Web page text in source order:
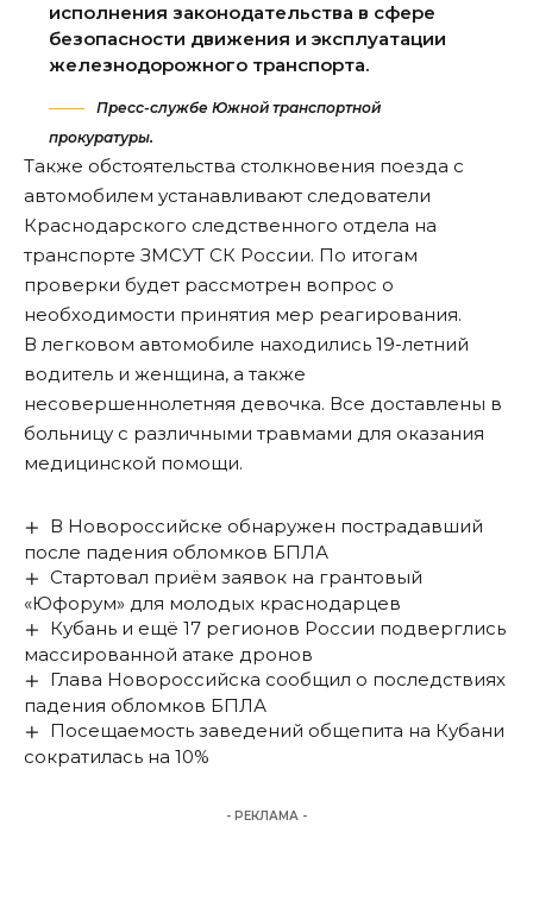
исполнения законодательства в сфере
безопасности движения и эксплуатации
железнодорожного транспорта.
Пресс-службе Южной транспортной
прокуратуры.
Также обстоятельства столкновения поезда с
автомобилем устанавливают следователи
Краснодарского следственного отдела на
транспорте ЗМСУТ СК России. По итогам
проверки будет рассмотрен вопрос о
необходимости принятия мер реагирования.
В легковом автомобиле находились 19-летний
водитель и женщина, а также
несовершеннолетняя девочка. Все доставлены в
больницу с различными травмами для оказания
медицинской помощи.
В Новороссийске обнаружен пострадавший
после падения обломков БПЛА
Стартовал приём заявок на грантовый
«Юфорум» для молодых краснодарцев
Кубань и ещё 17 регионов России подверглись
массированной атаке дронов
Глава Новороссийска сообщил о последствиях
падения обломков БПЛА
Посещаемость заведений общепита на Кубани
сократилась на 10%
- РЕКЛАМА -